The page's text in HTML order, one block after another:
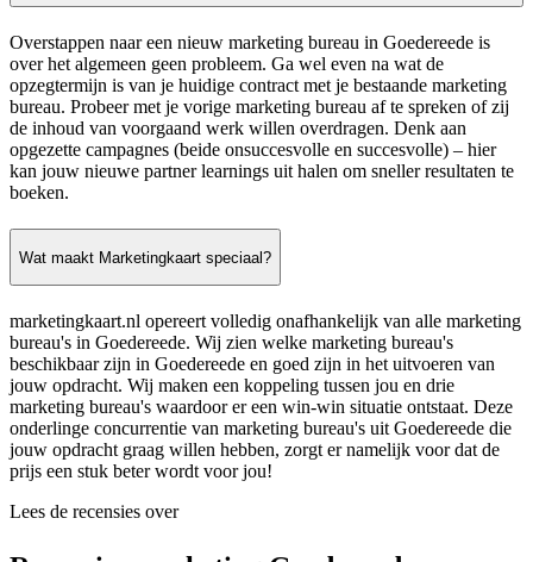
Overstappen naar een nieuw marketing bureau in Goedereede is
over het algemeen geen probleem. Ga wel even na wat de
opzegtermijn is van je huidige contract met je bestaande marketing
bureau. Probeer met je vorige marketing bureau af te spreken of zij
de inhoud van voorgaand werk willen overdragen. Denk aan
opgezette campagnes (beide onsuccesvolle en succesvolle) – hier
kan jouw nieuwe partner learnings uit halen om sneller resultaten te
boeken.
Wat maakt Marketingkaart speciaal?
marketingkaart.nl opereert volledig onafhankelijk van alle marketing
bureau's in Goedereede. Wij zien welke marketing bureau's
beschikbaar zijn in Goedereede en goed zijn in het uitvoeren van
jouw opdracht. Wij maken een koppeling tussen jou en drie
marketing bureau's waardoor er een win-win situatie ontstaat. Deze
onderlinge concurrentie van marketing bureau's uit Goedereede die
jouw opdracht graag willen hebben, zorgt er namelijk voor dat de
prijs een stuk beter wordt voor jou!
Lees de recensies over